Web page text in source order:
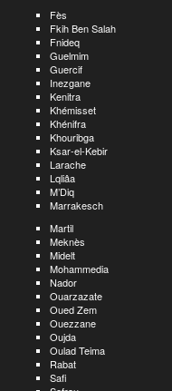
Fès
Fkih Ben Salah
Fnideq
Guelmim
Guercif
Inezgane
Kenitra
Khémisset
Khénifra
Khouribga
Ksar-el-Kebir
Larache
Lqliâa
M’Diq
Marrakesch
Martil
Meknès
Midelt
Mohammedia
Nador
Ouarzazate
Oued Zem
Ouezzane
Oujda
Oulad Teima
Rabat
Safi